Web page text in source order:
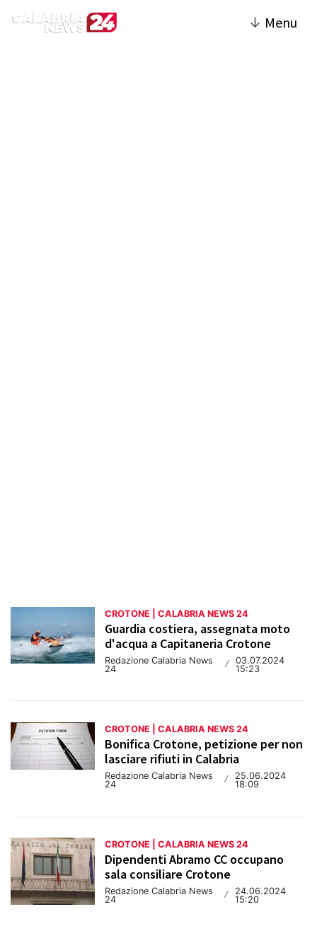
↓ Menu
CROTONE | CALABRIA NEWS 24
Guardia costiera, assegnata moto
d'acqua a Capitaneria Crotone
Redazione Calabria News
24
/
03.07.2024
15:23
CROTONE | CALABRIA NEWS 24
Bonifica Crotone, petizione per non
lasciare rifiuti in Calabria
Redazione Calabria News
24
/
25.06.2024
18:09
CROTONE | CALABRIA NEWS 24
Dipendenti Abramo CC occupano
sala consiliare Crotone
Redazione Calabria News
24
/
24.06.2024
15:20